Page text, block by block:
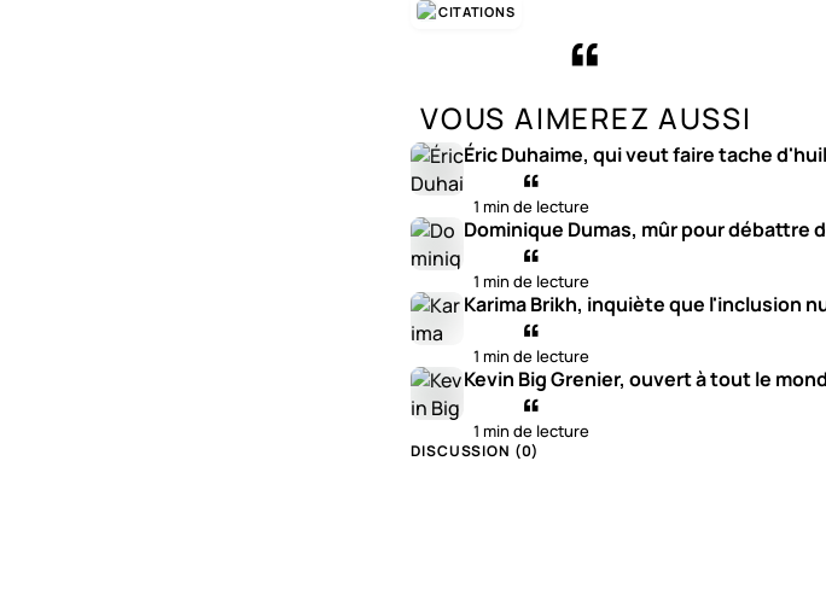
CITATIONS
VOUS AIMEREZ AUSSI
Éric Duhaime, qui veut faire tache
1 min de lecture
Dominique Dumas, mûr pour débattre
1 min de lecture
Karima Brikh, inquiète que l'inclusion
1 min de lecture
Kevin Big Grenier, ouvert à tout le
1 min de lecture
DISCUSSION (0)